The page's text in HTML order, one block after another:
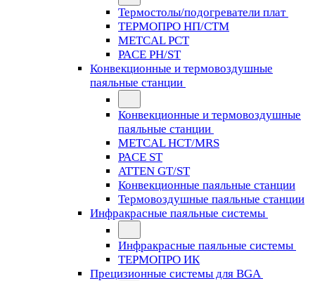
Термостолы/подогреватели плат
ТЕРМОПРО НП/СТМ
METCAL PCT
PACE PH/ST
Конвекционные и термовоздушные
паяльные станции
Конвекционные и термовоздушные
паяльные станции
METCAL HCT/MRS
PACE ST
ATTEN GT/ST
Конвекционные паяльные станции
Термовоздушные паяльные станции
Инфракрасные паяльные системы
Инфракрасные паяльные системы
ТЕРМОПРО ИК
Прецизионные системы для BGA